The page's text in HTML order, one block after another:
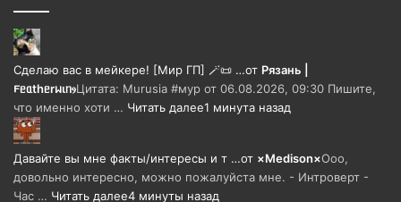
Сделаю вас в мейкере! [Мир ГП] 🪄📜 …от Рязань |
𐔥ᥱᥲthᥱrᥕιᥒⳋЦитата: Murusia #мур от 06.08.2026, 09:30 Пишите,
что именно хоти … Читать далее1 минута назад
Давайте вы мне факты/интересы и т …от ×Medison×Ооо,
довольно интересно, можно пожалуйста мне. - Интроверт -
Час … Читать далее4 минуты назад